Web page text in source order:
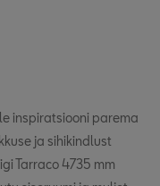
inspiratsiooni parema
ja sihikindlust
Tarraco 4735 mm